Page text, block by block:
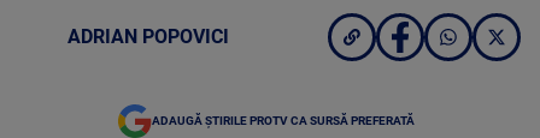
ADRIAN POPOVICI
ADAUGĂ ȘTIRILE PROTV CA SURSĂ PREFERATĂ